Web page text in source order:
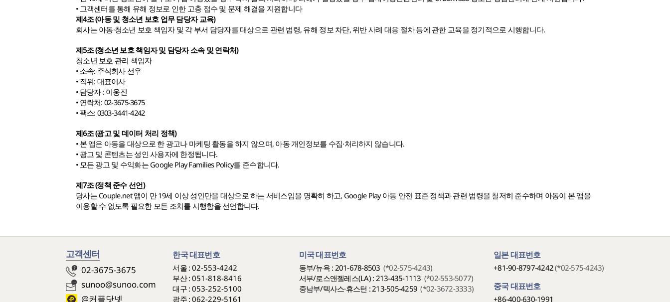
• 고객센터를 통해 유해 정보로 인한 고충 접수 및 문제 해결을 지원합니다
제4조 (아동 및 청소년 보호 업무 담당자 교육)
회사는 아동·청소년 보호 책임자 및 각 부서 담당자를 대상으로 관련 법령, 유해 정보 차단, 위반 사례 대응 절차 등에 관한 교육을 정기적으로 시행합니다.
제5조 (청소년 보호 책임자 및 담당자 소속 및 연락처)
청소년 보호 관리 책임자
• 소속: 주식회사 선우
• 직위: 대표이사
• 담당자 : 이웅진
• 연락처: 02-3675-3675
• 팩스: 0303-3441-4242
제6조 (광고 및 데이터 처리 정책)
• 본 앱은 아동을 대상으로 한 광고나 마케팅 활동을 하지 않으며, 아동 개인정보를 수집·처리하지 않습니다.
• 광고 및 콘텐츠는 성인 사용자에 한정됩니다.
• 모든 광고 및 수익화는 Google Play Families Policy를 준수합니다.
제7조 (정책 준수 선언)
당사는 Couple.net 앱이 만 19세 이상 성인만을 대상으로 하는 서비스임을 명확히 하고, Google Play 아동 안전 표준 정책과 관련 법령을 철저히 준수하며 아동이 본 앱을
이용할 수 없도록 필요한 모든 조치를 시행함을 선언합니다.
고객센터
02-3675-3675
sunoo@sunoo.com
@커플닷넷
한국 대표번호
서울 : 02-553-4242
부산 : 051-818-8416
대구 : 053-252-5100
광주 : 062-229-5161
미국 대표번호
동부/뉴욕 : 201-678-8503 (*02-575-4243)
서부/로스앤젤레스(LA) : 213-435-1113 (*02-553-5077)
중남부/텍사스·휴스턴 : 213-505-4259 (*02-3672-3333)
일본 대표번호
+81-90-8797-4242(*02-575-4243)
중국 대표번호
+86-400-630-1991